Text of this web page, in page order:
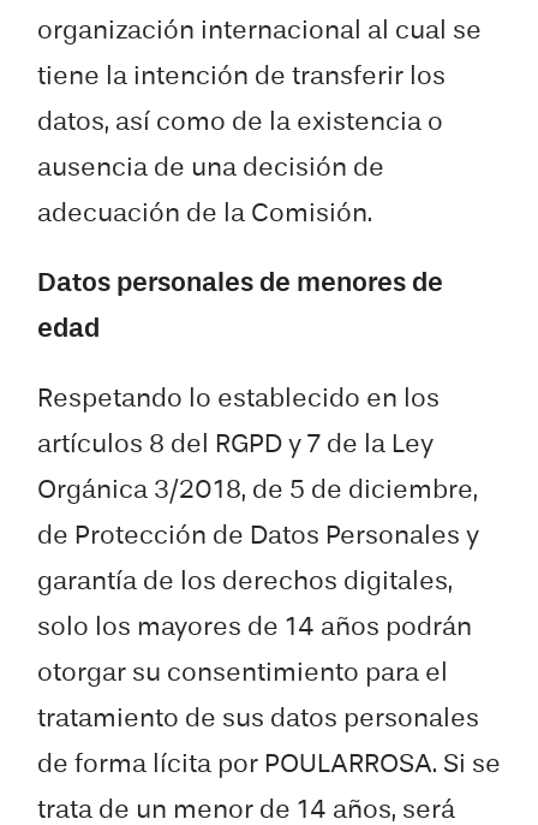
organización internacional al cual se
tiene la intención de transferir los
datos, así como de la existencia o
ausencia de una decisión de
adecuación de la Comisión.
Datos personales de menores de
edad
Respetando lo establecido en los
artículos 8 del RGPD y 7 de la Ley
Orgánica 3/2018, de 5 de diciembre,
de Protección de Datos Personales y
garantía de los derechos digitales,
solo los mayores de 14 años podrán
otorgar su consentimiento para el
tratamiento de sus datos personales
de forma lícita por POULARROSA. Si se
trata de un menor de 14 años, será